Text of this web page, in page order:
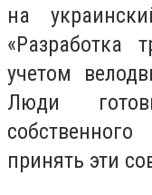
на
«Разработка
учетом
Люди
принять эти